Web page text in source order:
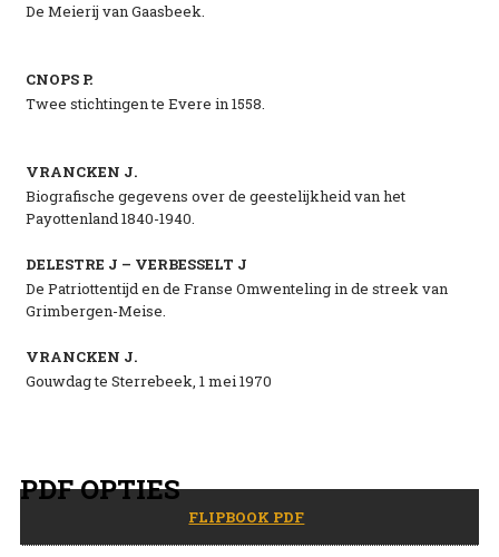
De Meierij van Gaasbeek.
CNOPS P.
Twee stichtingen te Evere in 1558.
VRANCKEN J.
Biografische gegevens over de geestelijkheid van het
Payottenland 1840-1940.
DELESTRE J – VERBESSELT J
De Patriottentijd en de Franse Omwenteling in de streek van
Grimbergen-Meise.
VRANCKEN J.
Gouwdag te Sterrebeek, 1 mei 1970
PDF OPTIES
FLIPBOOK PDF